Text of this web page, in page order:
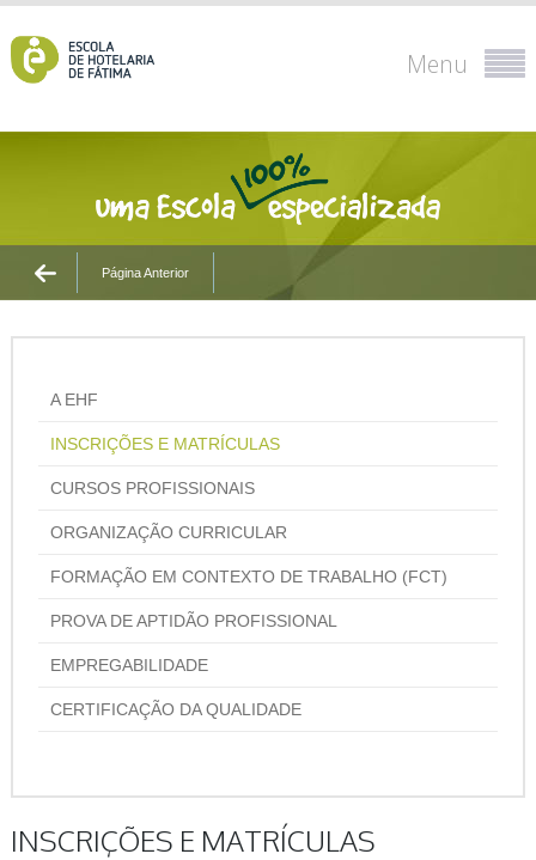
Menu
Página Anterior
A EHF
INSCRIÇÕES E MATRÍCULAS
CURSOS PROFISSIONAIS
ORGANIZAÇÃO CURRICULAR
FORMAÇÃO EM CONTEXTO DE TRABALHO (FCT)
PROVA DE APTIDÃO PROFISSIONAL
EMPREGABILIDADE
CERTIFICAÇÃO DA QUALIDADE
INSCRIÇÕES E MATRÍCULAS